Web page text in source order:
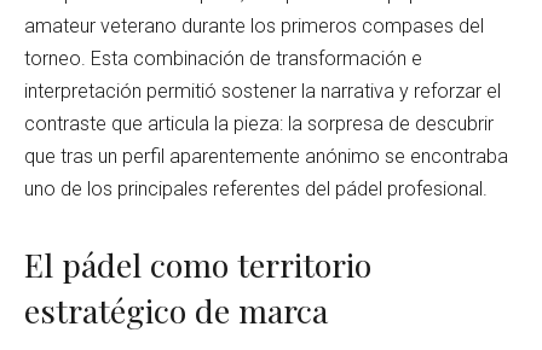
amateur veterano durante los primeros compases del
torneo. Esta combinación de transformación e
interpretación permitió sostener la narrativa y reforzar el
contraste que articula la pieza: la sorpresa de descubrir
que tras un perfil aparentemente anónimo se encontraba
uno de los principales referentes del pádel profesional.
El pádel como territorio
estratégico de marca